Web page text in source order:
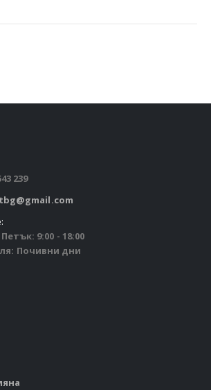
239
9:00 - 18:00
Почивни дни